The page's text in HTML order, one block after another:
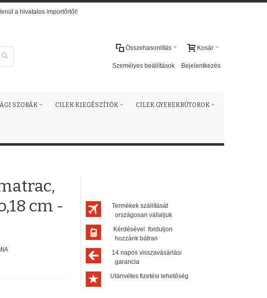
a hivatalos importőrtől!
Kosár
Összehasonlítás
Személyes beállítások Bejelentkezés
SZOBÁK CILEK KIEGÉSZÍTŐK CILEK GYEREKBÚTOROK
cm -
Termékek szállítását
országosan vállaljuk
Kérdésével forduljon
hozzánk bátran
14 napos visszavásárlási
garancia
Utánvétes fizetési lehetőség